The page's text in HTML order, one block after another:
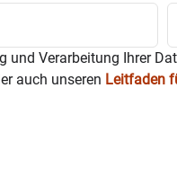
Verarbeitung Ihrer
auch unseren Leitfaden